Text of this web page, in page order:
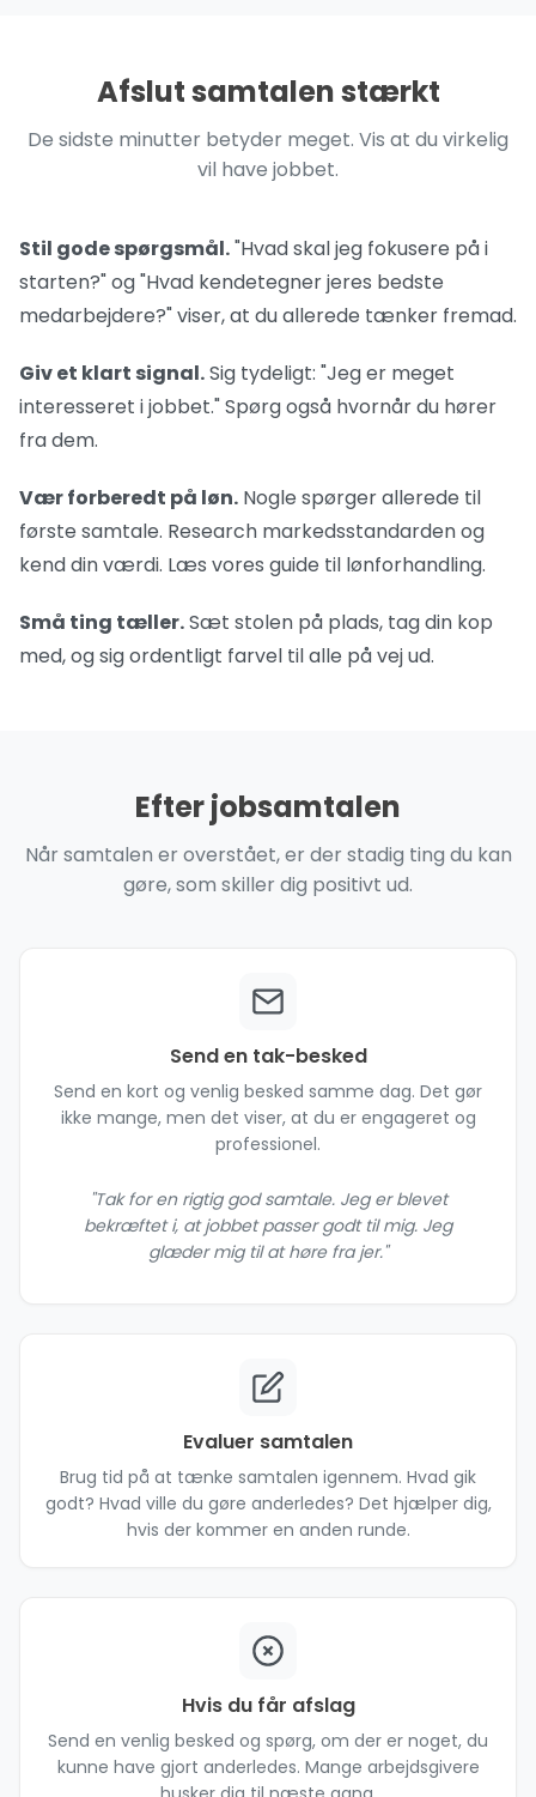
Afslut samtalen stærkt
De sidste minutter betyder meget. Vis at du virkelig
vil have jobbet.
Stil gode spørgsmål."Hvad skal jeg fokusere på i
starten?" og "Hvad kendetegner jeres bedste
medarbejdere?" viser, at du allerede tænker fremad.
Giv et klart signal.Sig tydeligt: "Jeg er meget
interesseret i jobbet." Spørg også hvornår du hører
fra dem.
Vær forberedt på løn. Nogle spørger allerede til
første samtale. Research markedsstandarden og
kend din værdi. Læs vores guide til lønforhandling.
Små ting tæller.Sæt stolen på plads, tag din kop
med, og sig ordentligt farvel til alle på vej ud.
Efter jobsamtalen
Når samtalen er overstået, er der stadig ting du kan
gøre, som skiller dig positivt ud.
Send en tak-besked
Send en kort og venlig besked samme dag. Det gør
ikke mange, men det viser, at du er engageret og
professionel.
"Tak for en rigtig god samtale. Jeg er blevet
bekræftet i, at jobbet passer godt til mig. Jeg
glæder mig til at høre fra jer."
Evaluer samtalen
Brug tid på at tænke samtalen igennem. Hvad gik
godt? Hvad ville du gøre anderledes? Det hjælper dig,
hvis der kommer en anden runde.
Hvis du får afslag
Send en venlig besked og spørg, om der er noget, du
kunne have gjort anderledes. Mange arbejdsgivere